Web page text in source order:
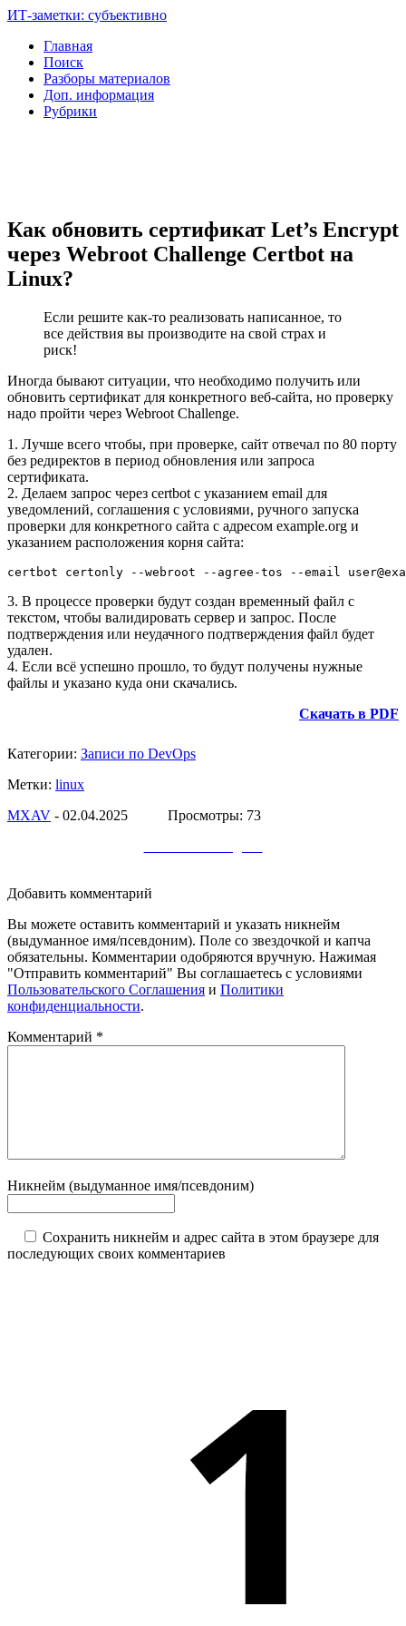
ИТ-заметки: субъективно
Главная
Поиск
Разборы материалов
Доп. информация
Рубрики
Как обновить сертификат Let’s Encrypt
через Webroot Challenge Certbot на
Linux?
Если решите как-то реализовать написанное, то
все действия вы производите на свой страх и
риск!
Иногда бывают ситуации, что необходимо получить или
обновить сертификат для конкретного веб-сайта, но проверку
надо пройти через Webroot Challenge.
1. Лучше всего чтобы, при проверке, сайт отвечал по 80 порту
без редиректов в период обновления или запроса
сертификата.
2. Делаем запрос через certbot с указанием email для
уведомлений, соглашения с условиями, ручного запуска
проверки для конкретного сайта с адресом example.org и
указанием расположения корня сайта:
certbot certonly --webroot --agree-tos --email
3. В процессе проверки будут создан временный файл с
текстом, чтобы валидировать сервер и запрос. После
подтверждения или неудачного подтверждения файл будет
удален.
4. Если всё успешно прошло, то будут получены нужные
файлы и указано куда они скачались.
Скачать в PDF
Категории: Записи по DevOps
Метки: linux
МXAV - 02.04.2025 Просмотры: 73
Добавить комментарий
Вы можете оставить комментарий и указать никнейм
(выдуманное имя/псевдоним). Поле со звездочкой и капча
обязательны. Комментарии одобряются вручную. Нажимая
"Отправить комментарий" Вы соглашаетесь с условиями
Пользовательского Соглашения и Политики
конфиденциальности.
Комментарий *
Никнейм (выдуманное имя/псевдоним)
Сохранить никнейм и адрес сайта в этом браузере для
последующих своих комментариев